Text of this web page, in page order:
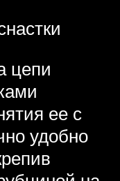
цепи
ее с
удобно